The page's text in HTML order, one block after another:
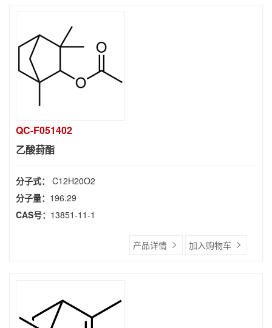
QC-F051402
乙酸葑酯
分子式： C12H20O2
分子量： 196.29
CAS号： 13851-11-1
产品详情 加入购物车